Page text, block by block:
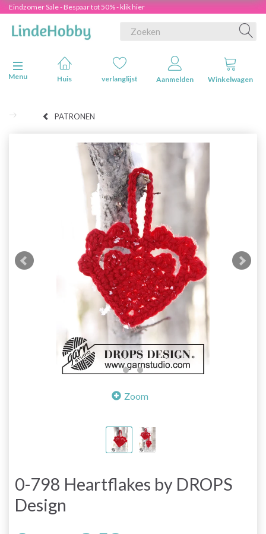
Eindzomer Sale - Bespaar tot 50% - klik hier
Navigatie in-/uitschakelen
Menu
Huis verlanglijst Aanmelden Winkelwagen
PATRONEN
Zoom
0-798 Heartflakes by DROPS
Design